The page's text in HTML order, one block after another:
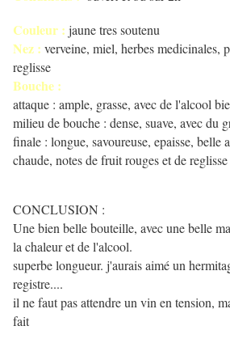
Couleur : jaune tres soutenu
Nez : verveine, miel, herbes medicinales,
reglisse
Bouche :
attaque : ample, grasse, avec de l'alcool
milieu de bouche : dense, suave, avec du
finale : longue, savoureuse, epaisse, belle
chaude, notes de fruit rouges et de reglisse
CONCLUSION :
Une bien belle bouteille, avec une belle
la chaleur et de l'alcool.
superbe longueur. j'aurais aimé un
registre....
il ne faut pas attendre un vin en tension,
fait